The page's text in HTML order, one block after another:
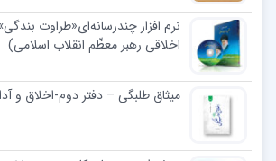
نرم افزار چندرسانه‌ای«طراوت
اخلاقی رهبر معظّم انقلاب اسلامی)
میثاق طلبگی – دفتر دوم-اخلاق و